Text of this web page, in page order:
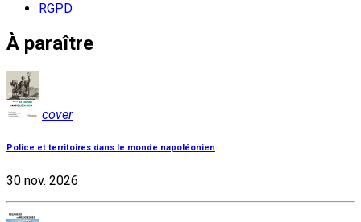
RGPD
À paraître
cover
Police et territoires dans le monde napoléonien
30 nov. 2026